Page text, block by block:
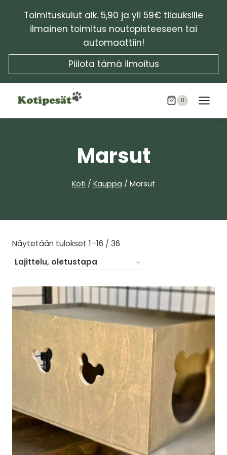
sisältöönToimituskulut alk. 5,90 ja yli 59€ tilauksille
ilmainen toimitus noutopisteeseen tai
automaattiin!
Piilota tämä ilmoitus
0
Marsut
Koti / Kauppa / Marsut
Näytetään tulokset 1–16 / 36